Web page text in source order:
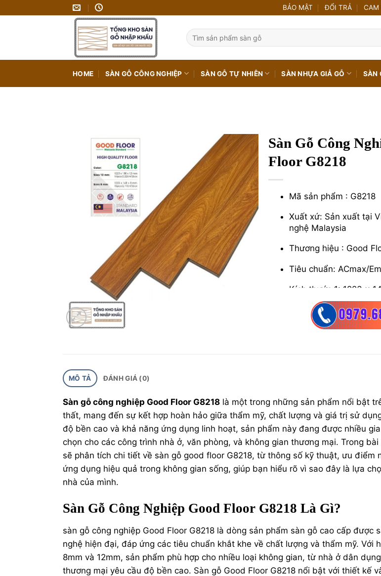
BẢO MẬT ĐỔI TRẢ CAM
Tìm
kiếm:
HOME SÀN GỖ CÔNG NGHIỆP SÀN GỖ TỰ NHIÊN SÀN NHỰA GIẢ GỖ SÀN
Sàn Gỗ Công
Floor G8218
Mã sản phẩm : G8218
Xuất xứ: Sản xuất tại
nghệ Malaysia
Thương hiệu : Good
Tiêu chuẩn: ACmax/
Kích thước 1: 1223 x
Kích thước 2: 1223 x
Bề mặt sàn: Vân sần
MÔ TẢ ĐÁNH GIÁ (0)
Sàn gỗ công nghiệp Good Floor G8218 là một trong những sản phẩm nổi bật
thất, mang đến sự kết hợp hoàn hảo giữa thẩm mỹ, chất lượng và giá trị sử
độ bền cao và khả năng ứng dụng linh hoạt, sản phẩm này đang được nhiều
chọn cho các công trình nhà ở, văn phòng, và không gian thương mại. Trong
sẽ phân tích chi tiết về sàn gỗ good floor G8218, từ thông số kỹ thuật, ưu điểm
ứng dụng hiệu quả trong không gian sống, giúp bạn hiểu rõ vì sao đây là lựa
nhà của mình.
Sàn Gỗ Công Nghiệp Good Floor G8218 Là Gì?
sàn gỗ công nghiệp Good Floor G8218 là dòng sản phẩm sàn gỗ cao cấp được
nghệ hiện đại, đáp ứng các tiêu chuẩn khắt khe về chất lượng và thẩm mỹ. Với
8mm và 12mm, sản phẩm phù hợp cho nhiều loại không gian, từ nhà ở dân
thương mại yêu cầu độ bền cao. Sàn gỗ Good Floor G8218 nổi bật với thiết kế